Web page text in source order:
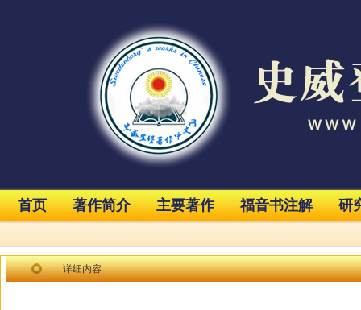
首页 著作简介 主要著作 福音书注解 研
详细内容